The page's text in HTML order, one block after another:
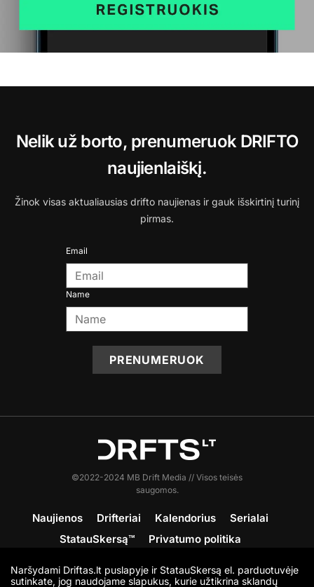
Nelik už borto, prenumeruok DRIFTO
naujienlaiškį.
Žinok visas aktualiausias drifto naujienas ir gauk išskirtinį turinį
pirmas.
Email
Name
PRENUMERUOK
©2022-2024 MB Drift Media // Visos teisės
saugomos.
Naujienos Drifteriai Kalendorius
Serialai
StatauSkersą™
Privatumo politika
Prisijunk
Naršydami Driftas.lt puslapyje ir StatauSkersą el. parduotuvėje
sutinkate, jog naudojame slapukus, kurie užtikrina sklandų